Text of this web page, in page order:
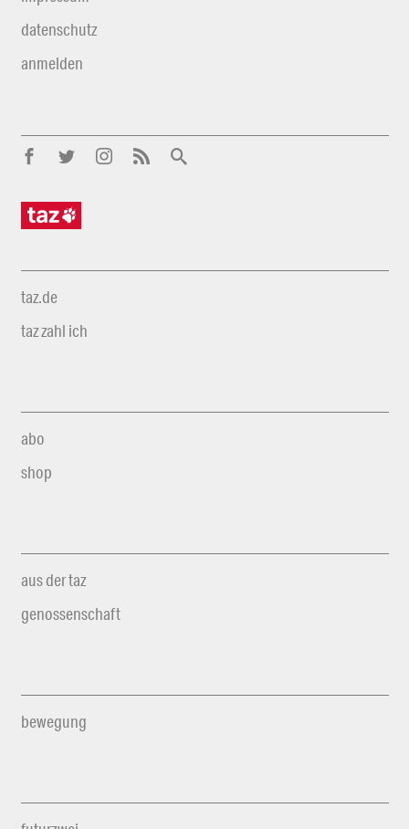
datenschutz
anmelden
taz.de
taz zahl ich
abo
shop
aus der taz
genossenschaft
bewegung